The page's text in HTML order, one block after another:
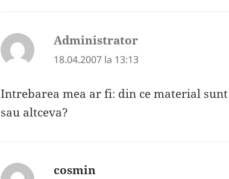
Administrator
18.04.2007 la 13:13
Intrebarea mea ar fi: din ce material
sau altceva?
cosmin